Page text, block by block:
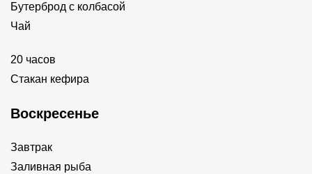
Бутерброд с колбасой
Чай
20 часов
Стакан кефира
Воскресенье
Завтрак
Заливная рыба